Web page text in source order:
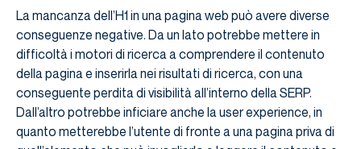
La mancanza dell’H1 in una pagina web può avere diverse
conseguenze negative. Da un lato potrebbe mettere in
difficoltà i motori di ricerca a comprendere il contenuto
della pagina e inserirla nei risultati di ricerca, con una
conseguente perdita di visibilità all’interno della SERP.
Dall’altro potrebbe inficiare anche la user experience, in
quanto metterebbe l’utente di fronte a una pagina priva di